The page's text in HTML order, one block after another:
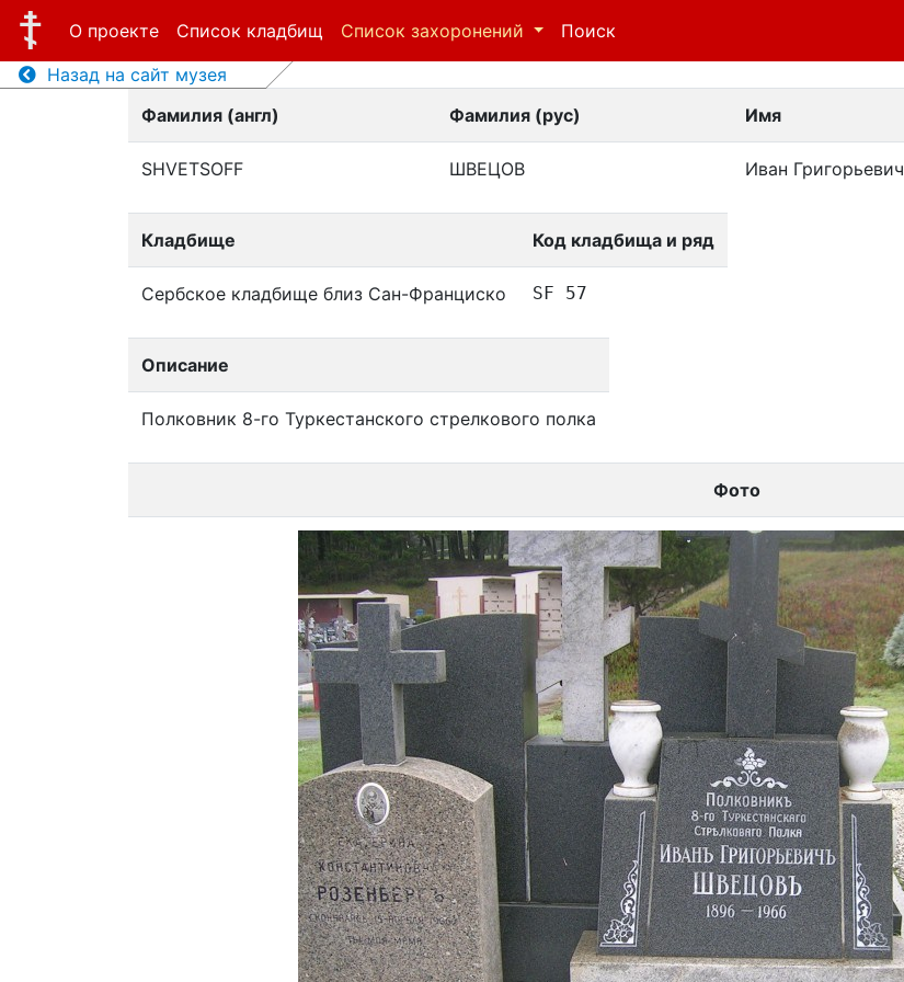
О проекте Список кладбищ Список захоронений Поиск
Назад на сайт музея
Фамилия (англ)
Фамилия (рус) Имя
SHVETSOFF ШВЕЦОВ Иван Григорьевич
Кладбище Код кладбища и ряд
Сербское кладбище близ Сан-Франциско SF 57
Описание
Полковник 8-го Туркестанского стрелкового полка
Фото